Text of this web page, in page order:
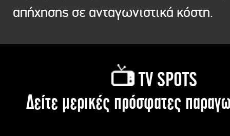
απήχησης σε ανταγωνιστικά κόστη.
TV SPOTS
Δείτε μερικές πρόσφατες